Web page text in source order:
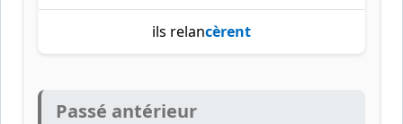
ils relancèrent
Passé antérieur